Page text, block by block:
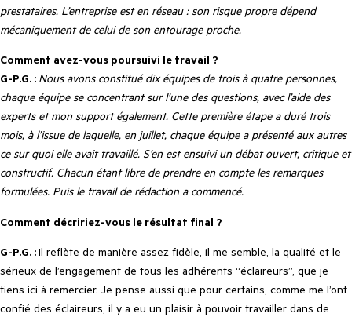
prestataires. L’entreprise est en réseau : son risque propre dépend
mécaniquement de celui de son entourage proche.
Comment avez-vous poursuivi le travail ?
G-P.G. : Nous avons constitué dix équipes de trois à quatre personnes,
chaque équipe se concentrant sur l’une des questions, avec l’aide des
experts et mon support également. Cette première étape a duré trois
mois, à l’issue de laquelle, en juillet, chaque équipe a présenté aux autres
ce sur quoi elle avait travaillé. S’en est ensuivi un débat ouvert, critique et
constructif. Chacun étant libre de prendre en compte les remarques
formulées. Puis le travail de rédaction a commencé.
Comment décririez-vous le résultat final ?
G-P.G. :Il reflète de manière assez fidèle, il me semble, la qualité et le
sérieux de l’engagement de tous les adhérents “éclaireurs”, que je
tiens ici à remercier. Je pense aussi que pour certains, comme me l’ont
confié des éclaireurs, il y a eu un plaisir à pouvoir travailler dans de